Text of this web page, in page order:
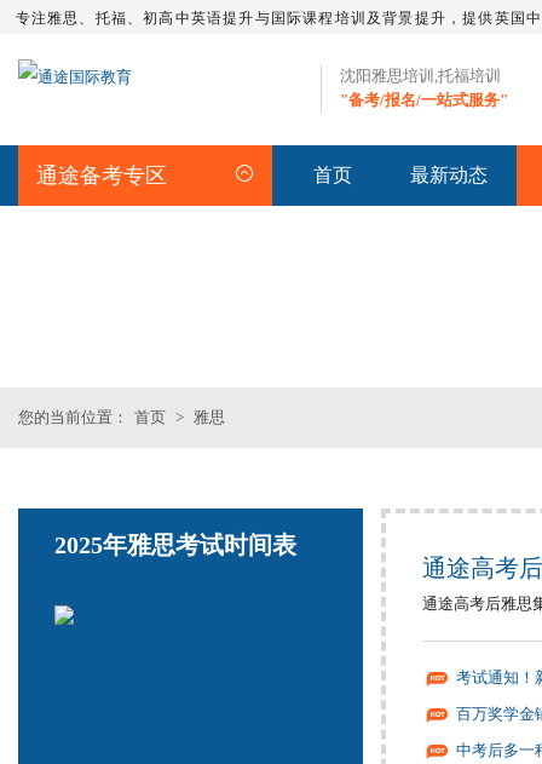
专注雅思、托福、初高中英语提升与国际课程培训及背景提升，提供英国
沈阳雅思培训,托福培训
"备考/报名/一站式服务"
通途备考专区 首页 最新动态
您的当前位置： 首页 > 雅思
2025年雅思考试时间表
通途高考
通途高考后雅思
考试通知！
百万奖学金
中考后多一